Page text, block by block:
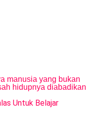
manusia yang bukan
hidupnya diabadikan